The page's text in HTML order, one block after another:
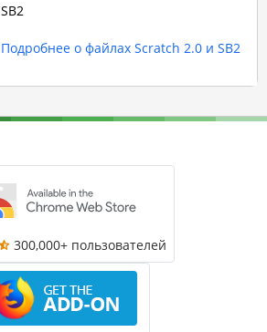
SB2
Подробнее о файлах Scratch 2.0 и SB2
300,000+ пользователей